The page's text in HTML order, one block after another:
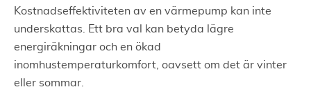
Kostnadseffektiviteten av en värmepump kan inte
underskattas. Ett bra val kan betyda lägre
energiräkningar och en ökad
inomhustemperaturkomfort, oavsett om det är vinter
eller sommar.